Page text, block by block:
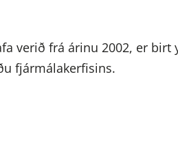
verið frá árinu 2002, er
fjármálakerfisins.